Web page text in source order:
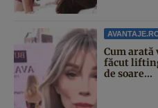
Cum arată
făcut
de soare...